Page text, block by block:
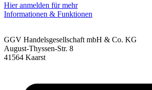
Hier anmelden für mehr
Informationen & Funktionen
GGV Handelsgesellschaft mbH & Co. KG
August-Thyssen-Str. 8
41564 Kaarst